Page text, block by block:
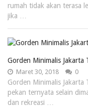
rumah tidak akan terasa
jika …
Gorden Minimalis Jakarta
Maret 30, 2018 0
Gorden Minimalis
pekan ternyata selain
dan rekreasi …